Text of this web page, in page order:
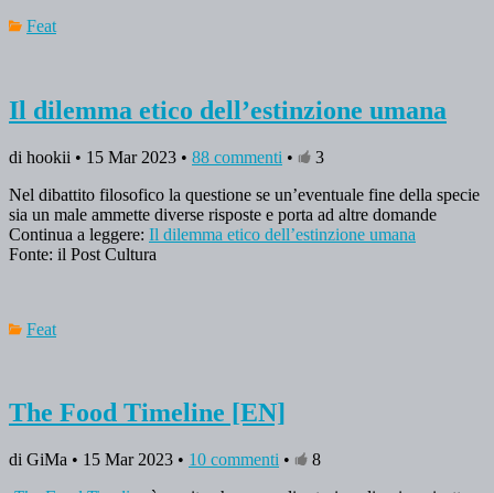
Feat
Il dilemma etico dell’estinzione umana
di hookii • 15 Mar 2023 • 88 commenti •
3
Nel dibattito filosofico la questione se un’eventuale fine della specie
sia un male ammette diverse risposte e porta ad altre domande
Continua a leggere: Il dilemma etico dell’estinzione umana
Fonte: il Post Cultura
Feat
The Food Timeline [EN]
di GiMa • 15 Mar 2023 • 10 commenti •
8